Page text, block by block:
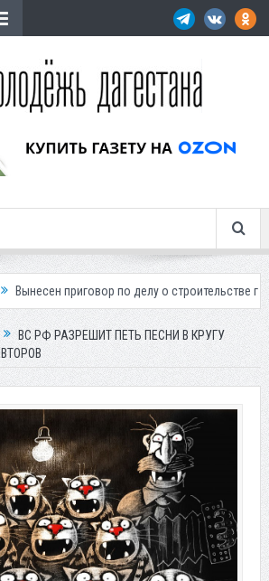
по делу о строительстве гостиницы у
ВС РФ РАЗРЕШИТ ПЕТЬ ПЕСНИ В КРУГУ